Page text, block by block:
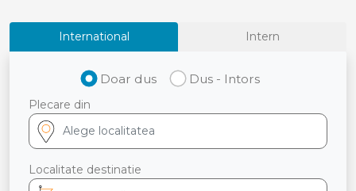
International Intern
Doar dus Dus - Intors
Plecare din
Localitate destinatie